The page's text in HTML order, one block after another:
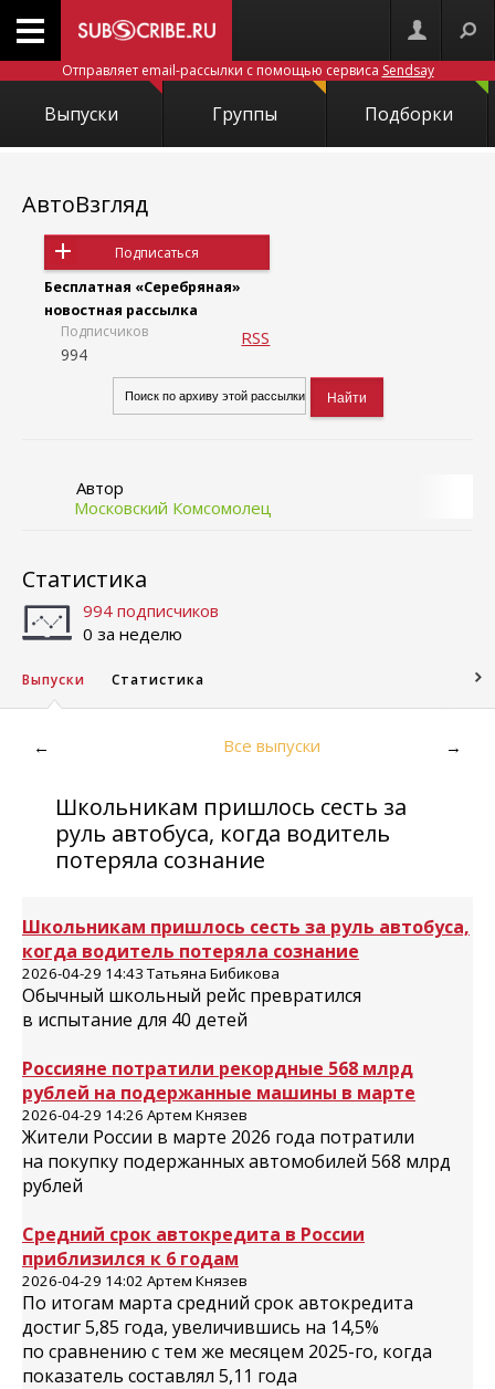
Отправляет email-рассылки с помощью сервиса Sendsay
Выпуски Группы Подборки
АвтоВзгляд
Подписаться
Бесплатная «Серебряная»
новостная рассылка
Подписчиков
994
RSS
Автор
Московский Комсомолец
Статистика
994 подписчиков
0 за неделю
Выпуски Статистика
← Все выпуски →
Школьникам пришлось сесть за
руль автобуса, когда водитель
потеряла сознание
Школьникам пришлось сесть за руль автобуса,
когда водитель потеряла сознание
2026-04-29 14:43 Татьяна Бибикова
Обычный школьный рейс превратился
в испытание для 40 детей
Россияне потратили рекордные 568 млрд
рублей на подержанные машины в марте
2026-04-29 14:26 Артем Князев
Жители России в марте 2026 года потратили
на покупку подержанных автомобилей 568 млрд
рублей
Средний срок автокредита в России
приблизился к 6 годам
2026-04-29 14:02 Артем Князев
По итогам марта средний срок автокредита
достиг 5,85 года, увеличившись на 14,5%
по сравнению с тем же месяцем 2025-го, когда
показатель составлял 5,11 года